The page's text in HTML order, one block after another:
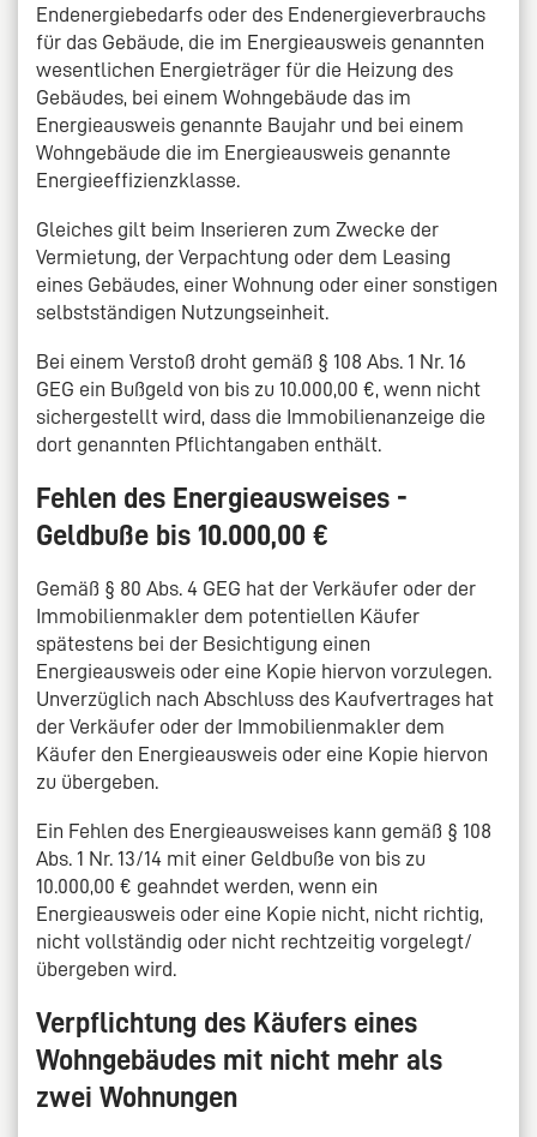
Endenergiebedarfs oder des Endenergieverbrauchs
für das Gebäude, die im Energieausweis genannten
wesentlichen Energieträger für die Heizung des
Gebäudes, bei einem Wohngebäude das im
Energieausweis genannte Baujahr und bei einem
Wohngebäude die im Energieausweis genannte
Energieeffizienzklasse.
Gleiches gilt beim Inserieren zum Zwecke der
Vermietung, der Verpachtung oder dem Leasing
eines Gebäudes, einer Wohnung oder einer sonstigen
selbstständigen Nutzungseinheit.
Bei einem Verstoß droht gemäß § 108 Abs. 1 Nr. 16
GEG ein Bußgeld von bis zu 10.000,00 €, wenn nicht
sichergestellt wird, dass die Immobilienanzeige die
dort genannten Pflichtangaben enthält.
Fehlen des Energieausweises -
Geldbuße bis 10.000,00 €
Gemäß § 80 Abs. 4 GEG hat der Verkäufer oder der
Immobilienmakler dem potentiellen Käufer
spätestens bei der Besichtigung einen
Energieausweis oder eine Kopie hiervon vorzulegen.
Unverzüglich nach Abschluss des Kaufvertrages hat
der Verkäufer oder der Immobilienmakler dem
Käufer den Energieausweis oder eine Kopie hiervon
zu übergeben.
Ein Fehlen des Energieausweises kann gemäß § 108
Abs. 1 Nr. 13/14 mit einer Geldbuße von bis zu
10.000,00 € geahndet werden, wenn ein
Energieausweis oder eine Kopie nicht, nicht richtig,
nicht vollständig oder nicht rechtzeitig vorgelegt/
übergeben wird.
Verpflichtung des Käufers eines
Wohngebäudes mit nicht mehr als
zwei Wohnungen